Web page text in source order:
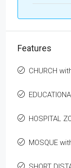
Features
CHURCH
HOSPITAL
MOSQUE